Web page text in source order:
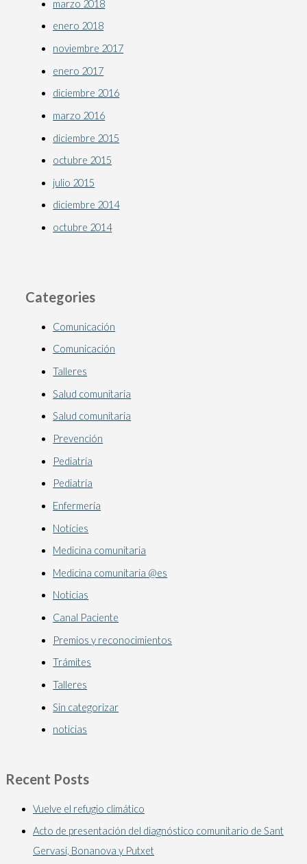
marzo 2018
enero 2018
noviembre 2017
enero 2017
diciembre 2016
marzo 2016
diciembre 2015
octubre 2015
julio 2015
diciembre 2014
octubre 2014
Categories
Comunicación
Comunicación
Talleres
Salud comunitaria
Salud comunitaria
Prevención
Pediatría
Pediatría
Enfermería
Notícies
Medicina comunitaria
Medicina comunitaria @es
Noticias
Canal Paciente
Premios y reconocimientos
Trámites
Talleres
Sin categorizar
noticias
Recent Posts
Vuelve el refugio climático
Acto de presentación del diagnóstico comunitario de Sant
Gervasi, Bonanova y Putxet